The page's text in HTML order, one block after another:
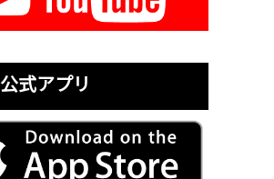
公式アプリ